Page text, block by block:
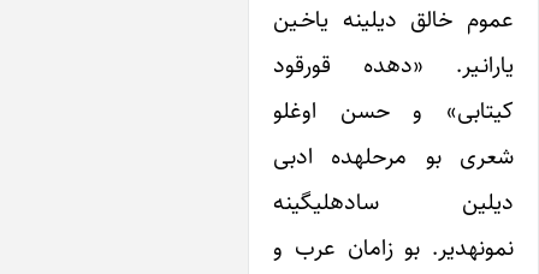
خالق دیلینه یاخـین
یارانـیر. «ده‎ده قورقود
و حسن اوغلو
شعری بو مرحله‎ده ادبی
دیلین ساده‎لیگینه
نمونه‎دیر. بو زامان عرب و